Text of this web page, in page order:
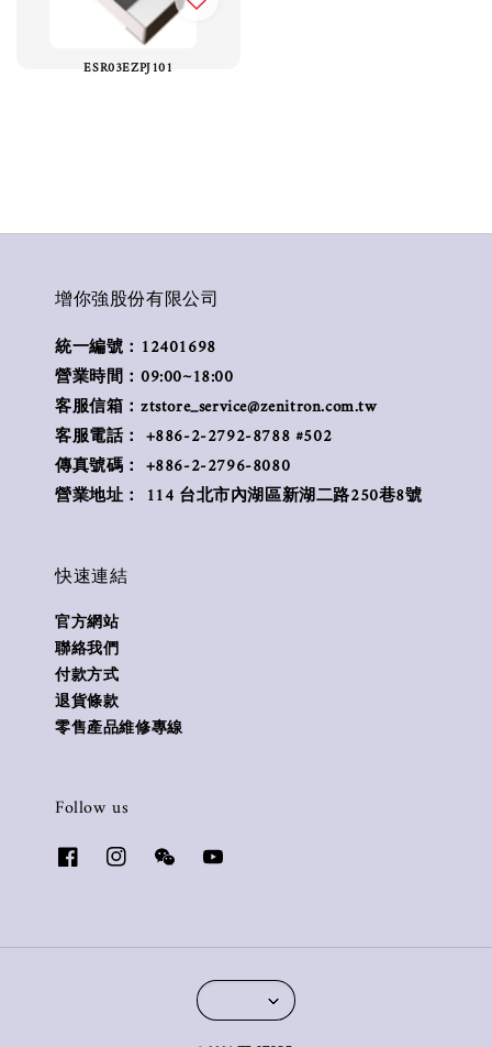
ESR03EZPJ101
增你強股份有限公司
統一編號：12401698
營業時間：09:00~18:00
客服信箱：ztstore_service@zenitron.com.tw
客服電話： +886-2-2792-8788 #502
傳真號碼： +886-2-2796-8080
營業地址： 114 台北市內湖區新湖二路250巷8號
快速連結
官方網站
聯絡我們
付款方式
退貨條款
零售產品維修專線
Follow us